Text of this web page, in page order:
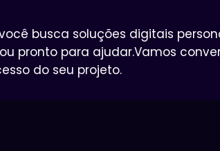
busca soluções digitais
pronto para ajudar.Vamos
do seu projeto.